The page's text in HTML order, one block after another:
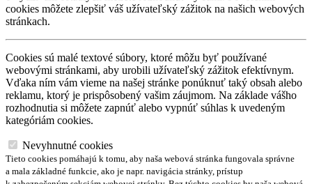
cookies môžete zlepšiť váš užívateľský zážitok na našich webových
stránkach.
Cookies sú malé textové súbory, ktoré môžu byť používané
webovými stránkami, aby urobili užívateľský zážitok efektívnym.
Vďaka ním vám vieme na našej stránke ponúknuť taký obsah alebo
reklamu, ktorý je prispôsobený vašim záujmom. Na základe vášho
rozhodnutia si môžete zapnúť alebo vypnúť súhlas k uvedeným
kategóriám cookies.
Nevyhnutné cookies
Tieto cookies pomáhajú k tomu, aby naša webová stránka fungovala správne
a mala základné funkcie, ako je napr. navigácia stránky, prístup